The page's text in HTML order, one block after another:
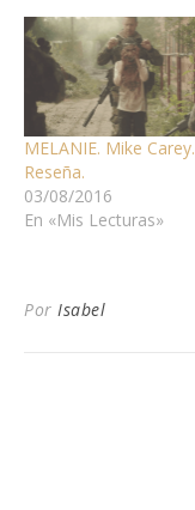
MELANIE. Mike Carey.
Reseña.
03/08/2016
En «Mis Lecturas»
Por Isabel